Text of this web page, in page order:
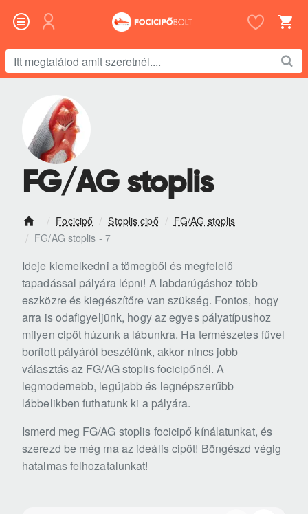
megtalálod
FG/AG stoplis
o
m
e
Focicipő Stoplis cipő
FG/AG stoplis
FG/AG stoplis - 7
Ideje kiemelkedni a tömegből és megfelelő
tapadással pályára lépni! A labdarúgáshoz több
eszközre és kiegészítőre van szükség. Fontos, hogy
arra is odafigyeljünk, hogy az egyes pályatípushoz
milyen cipőt húzunk a lábunkra. Ha természetes fűvel
borított pályáról beszélünk, akkor nincs jobb
választás az FG/AG stoplis focicipőnél. A
legmodernebb, legújabb és legnépszerűbb
lábbelikben futhatunk ki a pályára.
Ismerd meg FG/AG stoplis focicipő kínálatunkat, és
szerezd be még ma az ideális cipőt! Böngészd végig
hatalmas felhozatalunkat!